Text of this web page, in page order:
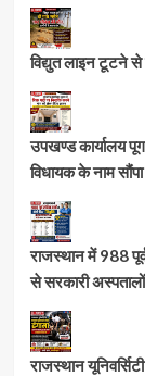
विद्युत लाइन टूटने से
उपखण्ड कार्यालय
विधायक के नाम सौंपा
राजस्थान में 988 पूर्व
से सरकारी अस्पतालों
राजस्थान